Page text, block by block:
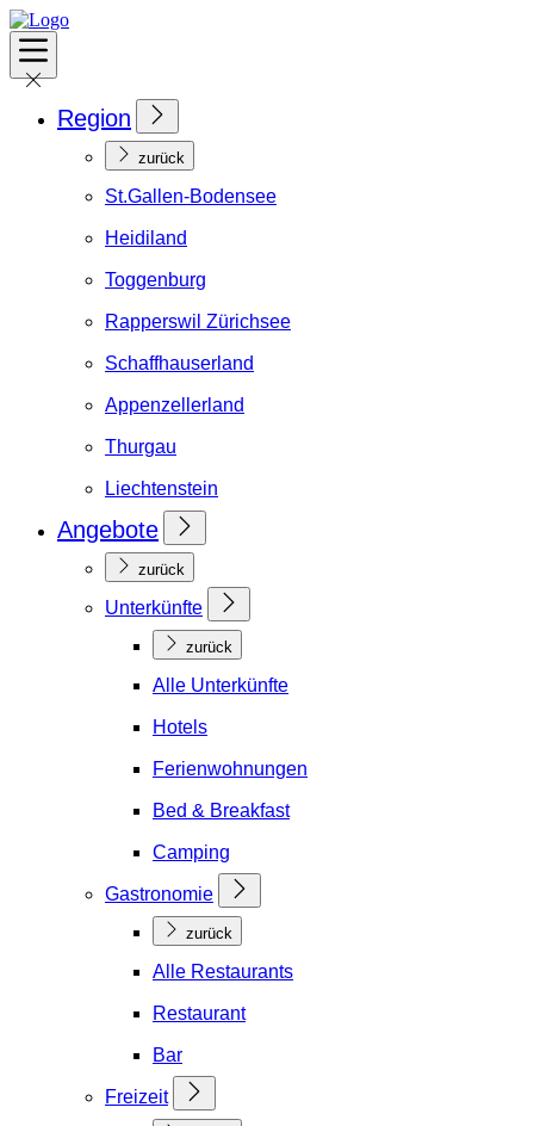
Region
zurück
St.Gallen-Bodensee
Heidiland
Toggenburg
Rapperswil Zürichsee
Schaffhauserland
Appenzellerland
Thurgau
Liechtenstein
Angebote
zurück
Unterkünfte
zurück
Alle Unterkünfte
Hotels
Ferienwohnungen
Bed & Breakfast
Camping
Gastronomie
zurück
Alle Restaurants
Restaurant
Bar
Freizeit